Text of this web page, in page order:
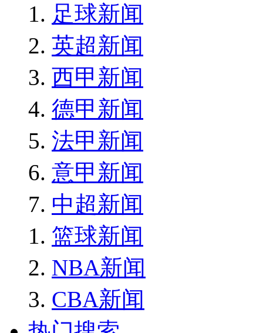
足球新闻
英超新闻
西甲新闻
德甲新闻
法甲新闻
意甲新闻
中超新闻
篮球新闻
NBA新闻
CBA新闻